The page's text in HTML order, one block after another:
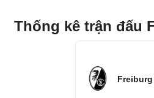
Thống kê trận đấu
Freiburg